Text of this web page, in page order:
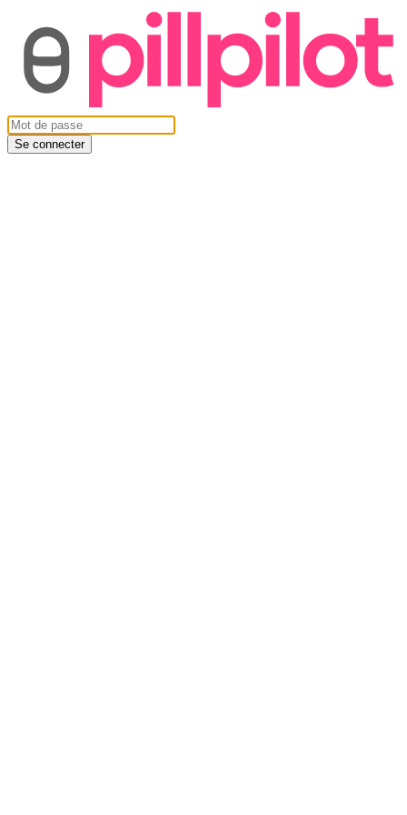
Se connecter